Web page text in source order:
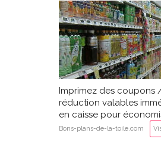
Imprimez des coupons
réduction valables
en caisse pour
supermarché
Bons-plans-de-la-toile.com